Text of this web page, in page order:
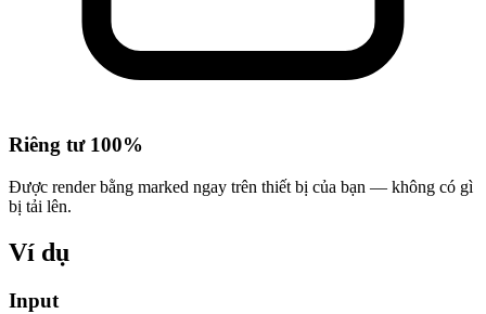
Riêng tư 100%
Được render bằng marked ngay trên thiết bị của bạn — không có gì
bị tải lên.
Ví dụ
Input